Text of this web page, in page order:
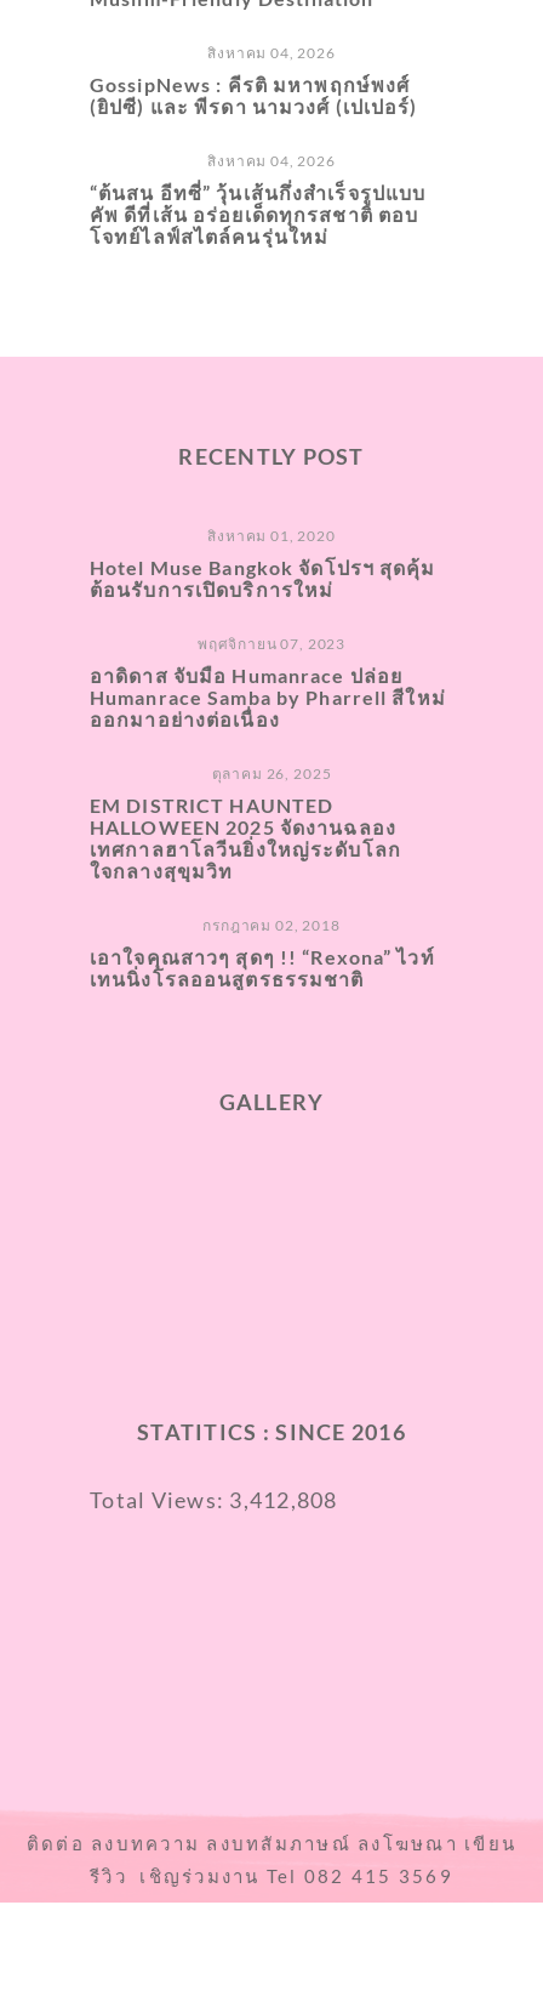
สิงหาคม 04, 2026
GossipNews : คีรติ มหาพฤกษ์พงศ์
(ยิปซี) และ พีรดา นามวงศ์ (เปเปอร์)
สิงหาคม 04, 2026
“ต้นสน อีทซี่” วุ้นเส้นกึ่งสำเร็จรูปแบบ
คัพ ดีที่เส้น อร่อยเด็ดทุกรสชาติ ตอบ
โจทย์ไลฟ์สไตล์คนรุ่นใหม่
RECENTLY POST
สิงหาคม 01, 2020
Hotel Muse Bangkok จัดโปรฯ สุดคุ้ม
ต้อนรับการเปิดบริการใหม่
พฤศจิกายน 07, 2023
อาดิดาส จับมือ Humanrace ปล่อย
Humanrace Samba by Pharrell สีใหม่
ออกมาอย่างต่อเนื่อง
ตุลาคม 26, 2025
EM DISTRICT HAUNTED
HALLOWEEN 2025 จัดงานฉลอง
เทศกาลฮาโลวีนยิ่งใหญ่ระดับโลก
ใจกลางสุขุมวิท
กรกฎาคม 02, 2018
เอาใจคุณสาวๆ สุดๆ !! “Rexona” ไวท์
เทนนิ่งโรลออนสูตรธรรมชาติ
GALLERY
STATITICS : SINCE 2016
Total Views: 3,412,808
ติดต่อ ลงบทความ ลงบทสัมภาษณ์ ลงโฆษณา เขียน
รีวิว เชิญร่วมงาน Tel 082 415 3569